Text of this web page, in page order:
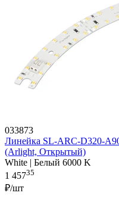
033873
Линейка SL-ARC-D320-
(Arlight, Открытый)
White | Белый 6000 K
1 45735
₽/шт